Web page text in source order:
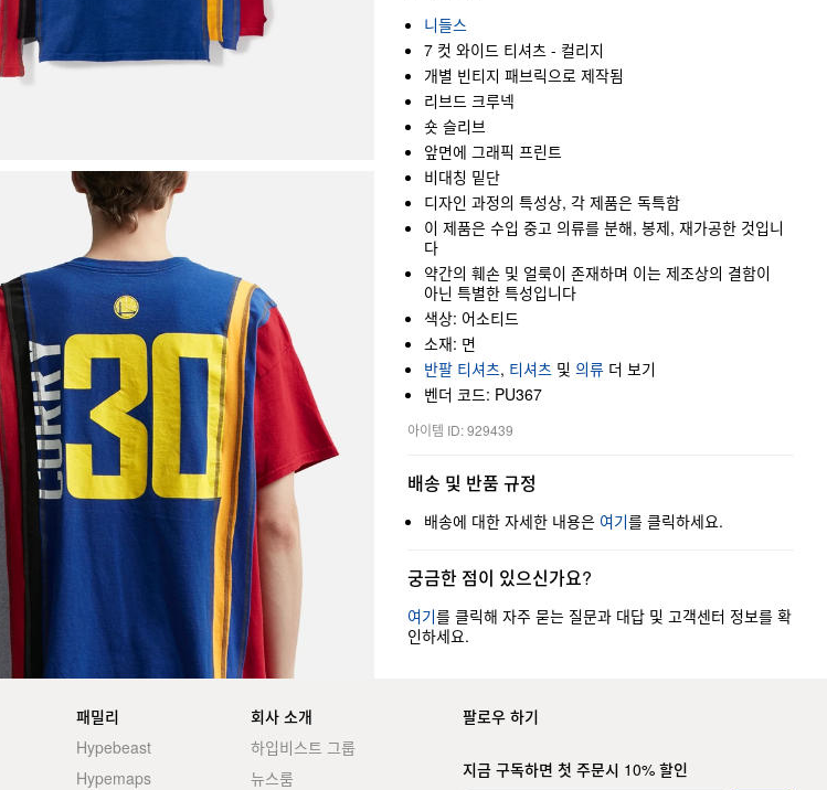
니들스
7 컷 와이드 티셔츠 - 컬리지
개별 빈티지 패브릭으로 제작됨
리브드 크루넥
숏 슬리브
앞면에 그래픽 프린트
비대칭 밑단
디자인 과정의 특성상, 각 제품은 독특함
이 제품은 수입 중고 의류를 분해, 봉제, 재가공한 것입니
다
약간의 훼손 및 얼룩이 존재하며 이는 제조상의 결함이
아닌 특별한 특성입니다
색상: 어소티드
소재: 면
반팔 티셔츠, 티셔츠 및 의류 더 보기
벤더 코드: PU367
아이템 ID: 929439
배송 및 반품 규정
배송에 대한 자세한 내용은 여기를 클릭하세요.
궁금한 점이 있으신가요?
여기를 클릭해 자주 묻는 질문과 대답 및 고객센터 정보를 확
인하세요.
패밀리
Hypebeast
Hypemaps
회사 소개
하입비스트 그룹
뉴스룸
팔로우 하기
지금 구독하면 첫 주문시 10% 할인